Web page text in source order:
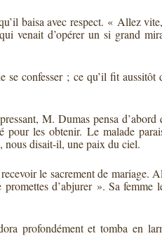
baisa avec respect. « Allez
venait d’opérer un si grand
confesser ; ce qu’il fit aussitôt
M. Dumas pensa d’abord
pour les obtenir. Le malade
nous disait-il, une paix du ciel.
le sacrement de mariage.
d’abjurer ». Sa femme
profondément et tomba en